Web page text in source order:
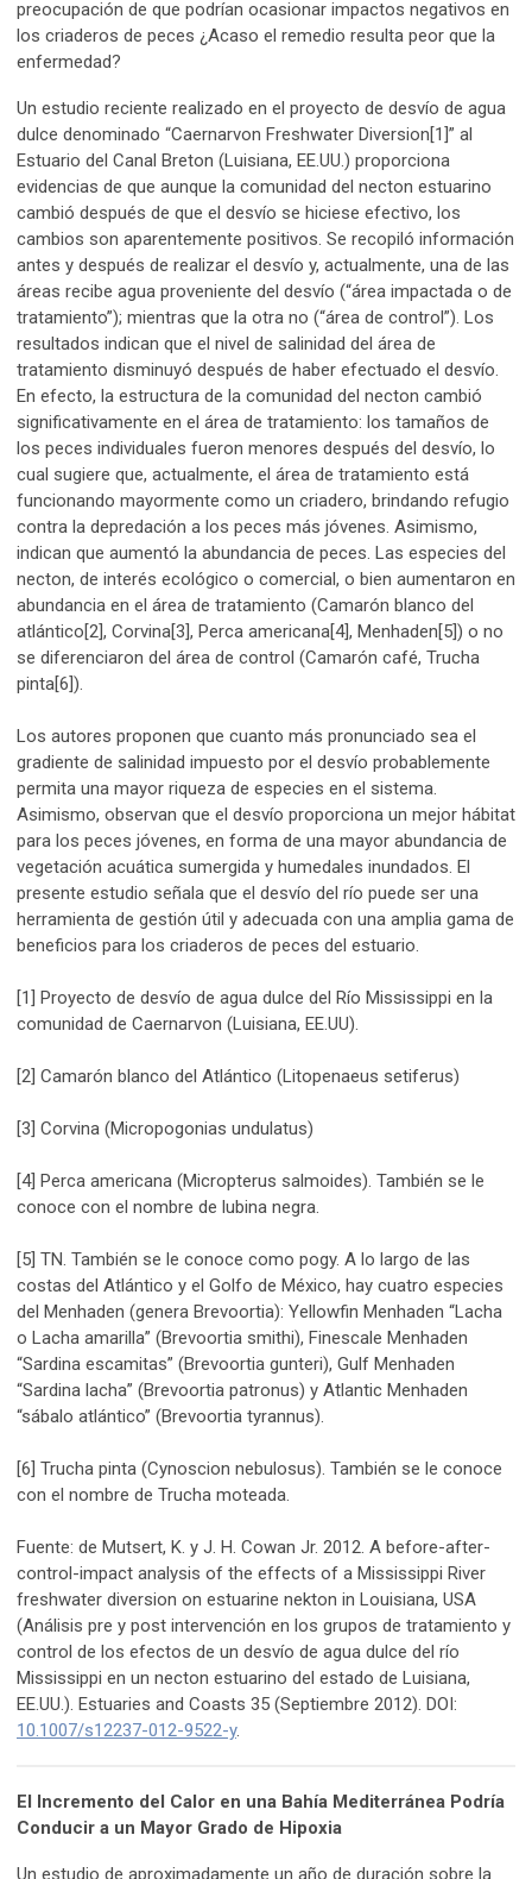
preocupación de que podrían ocasionar impactos negativos en
los criaderos de peces ¿Acaso el remedio resulta peor que la
enfermedad?
Un estudio reciente realizado en el proyecto de desvío de agua
dulce denominado “Caernarvon Freshwater Diversion[1]” al
Estuario del Canal Breton (Luisiana, EE.UU.) proporciona
evidencias de que aunque la comunidad del necton estuarino
cambió después de que el desvío se hiciese efectivo, los
cambios son aparentemente positivos. Se recopiló información
antes y después de realizar el desvío y, actualmente, una de las
áreas recibe agua proveniente del desvío (“área impactada o de
tratamiento”); mientras que la otra no (“área de control”). Los
resultados indican que el nivel de salinidad del área de
tratamiento disminuyó después de haber efectuado el desvío.
En efecto, la estructura de la comunidad del necton cambió
significativamente en el área de tratamiento: los tamaños de
los peces individuales fueron menores después del desvío, lo
cual sugiere que, actualmente, el área de tratamiento está
funcionando mayormente como un criadero, brindando refugio
contra la depredación a los peces más jóvenes. Asimismo,
indican que aumentó la abundancia de peces. Las especies del
necton, de interés ecológico o comercial, o bien aumentaron en
abundancia en el área de tratamiento (Camarón blanco del
atlántico[2], Corvina[3], Perca americana[4], Menhaden[5]) o no
se diferenciaron del área de control (Camarón café, Trucha
pinta[6]).
Los autores proponen que cuanto más pronunciado sea el
gradiente de salinidad impuesto por el desvío probablemente
permita una mayor riqueza de especies en el sistema.
Asimismo, observan que el desvío proporciona un mejor hábitat
para los peces jóvenes, en forma de una mayor abundancia de
vegetación acuática sumergida y humedales inundados. El
presente estudio señala que el desvío del río puede ser una
herramienta de gestión útil y adecuada con una amplia gama de
beneficios para los criaderos de peces del estuario.
[1] Proyecto de desvío de agua dulce del Río Mississippi en la
comunidad de Caernarvon (Luisiana, EE.UU).
[2] Camarón blanco del Atlántico (Litopenaeus setiferus)
[3] Corvina (Micropogonias undulatus)
[4] Perca americana (Micropterus salmoides). También se le
conoce con el nombre de lubina negra.
[5] TN. También se le conoce como pogy. A lo largo de las
costas del Atlántico y el Golfo de México, hay cuatro especies
del Menhaden (genera Brevoortia): Yellowfin Menhaden “Lacha
o Lacha amarilla” (Brevoortia smithi), Finescale Menhaden
“Sardina escamitas” (Brevoortia gunteri), Gulf Menhaden
“Sardina lacha” (Brevoortia patronus) y Atlantic Menhaden
“sábalo atlántico” (Brevoortia tyrannus).
[6] Trucha pinta (Cynoscion nebulosus). También se le conoce
con el nombre de Trucha moteada.
Fuente: de Mutsert, K. y J. H. Cowan Jr. 2012. A before-after-
control-impact analysis of the effects of a Mississippi River
freshwater diversion on estuarine nekton in Louisiana, USA
(Análisis pre y post intervención en los grupos de tratamiento y
control de los efectos de un desvío de agua dulce del río
Mississippi en un necton estuarino del estado de Luisiana,
EE.UU.). Estuaries and Coasts 35 (Septiembre 2012). DOI:
10.1007/s12237-012-9522-y.
El Incremento del Calor en una Bahía Mediterránea Podría
Conducir a un Mayor Grado de Hipoxia